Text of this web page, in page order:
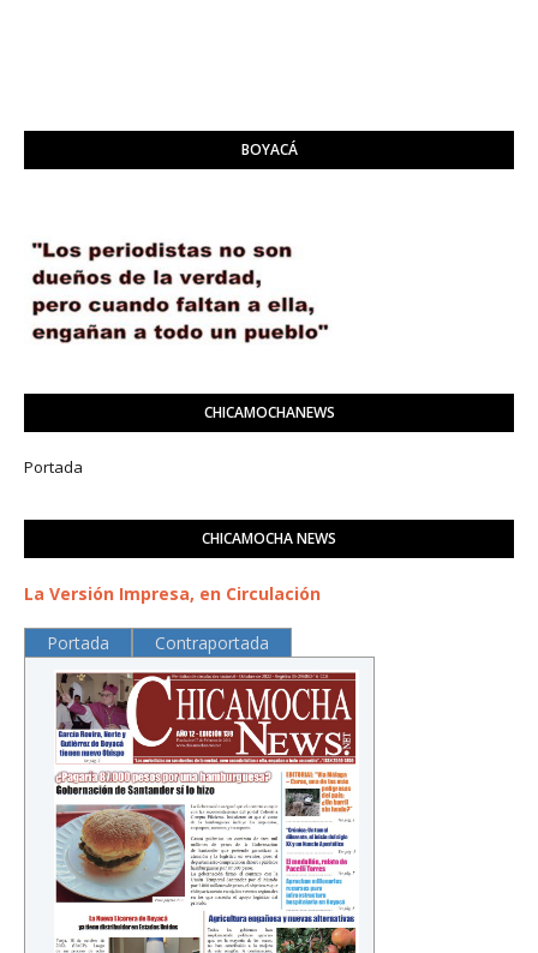
BOYACÁ
CHICAMOCHANEWS
Portada
CHICAMOCHA NEWS
La Versión Impresa, en Circulación
Portada Contraportada